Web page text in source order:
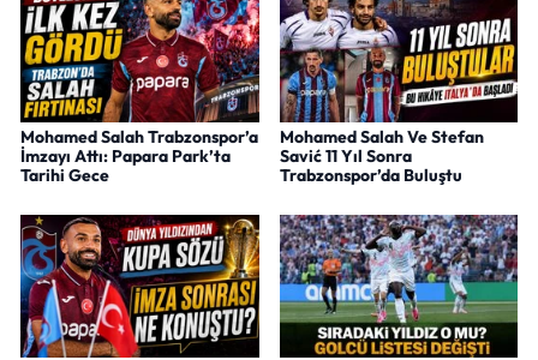
Mohamed Salah Trabzonspor’a
İmzayı Attı: Papara Park’ta
Tarihi Gece
Mohamed Salah Ve Stefan
Savić 11 Yıl Sonra
Trabzonspor’da Buluştu